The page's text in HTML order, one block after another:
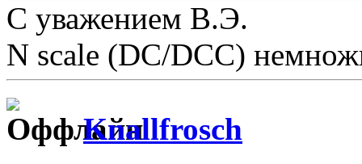
С уважением В.Э.
N scale (DC/DCC)
Knallfrosch